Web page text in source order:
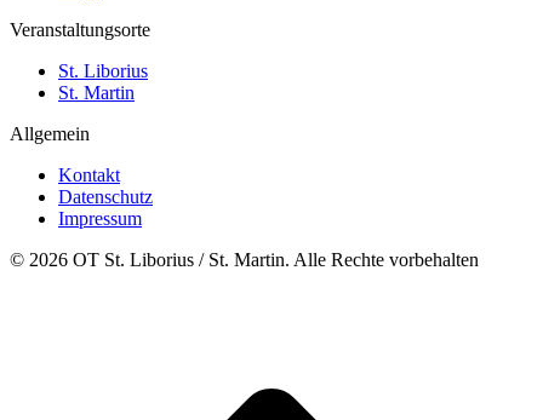
Veranstaltungsorte
St. Liborius
St. Martin
Allgemein
Kontakt
Datenschutz
Impressum
© 2026 OT St. Liborius / St. Martin. Alle Rechte vorbehalten